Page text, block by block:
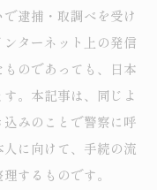
逮捕・取調べを受け
ターネット上の発信
のであっても、日本
。本記事は、同じよ
みのことで警察に呼
に向けて、手続の流
するものです。